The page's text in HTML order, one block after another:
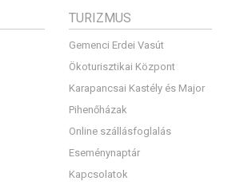
TURIZMUS
Gemenci Erdei Vasút
Ökoturisztikai Központ
Karapancsai Kastély és Major
Pihenőházak
Online szállásfoglalás
Eseménynaptár
Kapcsolatok